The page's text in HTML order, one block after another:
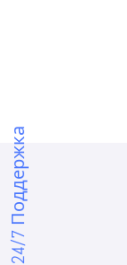
24/7 Поддержка